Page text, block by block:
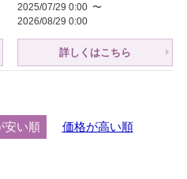
2025/07/29 0:00 〜
2026/08/29 0:00
詳しくはこちら
安い順 価格が高い順